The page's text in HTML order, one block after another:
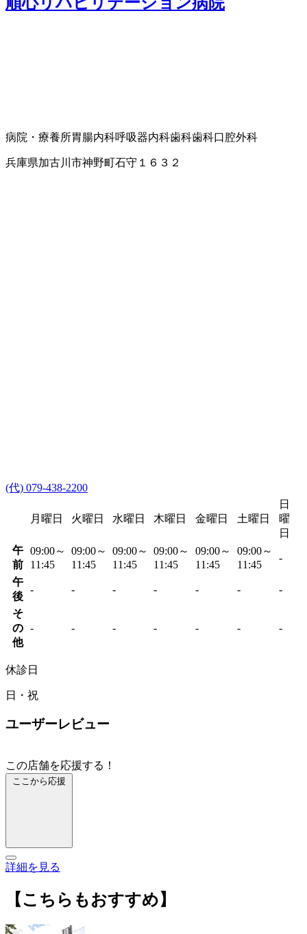
病院・療養所胃腸内科呼吸器内科歯科歯科口腔外科
兵庫県加古川市神野町石守１６３２
(代) 079-438-2200
月曜日 火曜日 水曜日 木曜日 金曜日 土曜日
日
曜
日
午
前
09:00～
11:45
09:00～
11:45
09:00～
11:45
09:00～
11:45
09:00～
11:45
09:00～
11:45
-
午
後
- - - - - - -
そ
の
他
- - - - - - -
休診日
日・祝
ユーザーレビュー
この店舗を応援する！
ここから応援
詳細を見る
【こちらもおすすめ】